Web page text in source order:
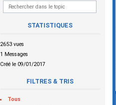
STATISTIQUES
2653 vues
1 Messages
Créé le 09/01/2017
FILTRES & TRIS
Tous